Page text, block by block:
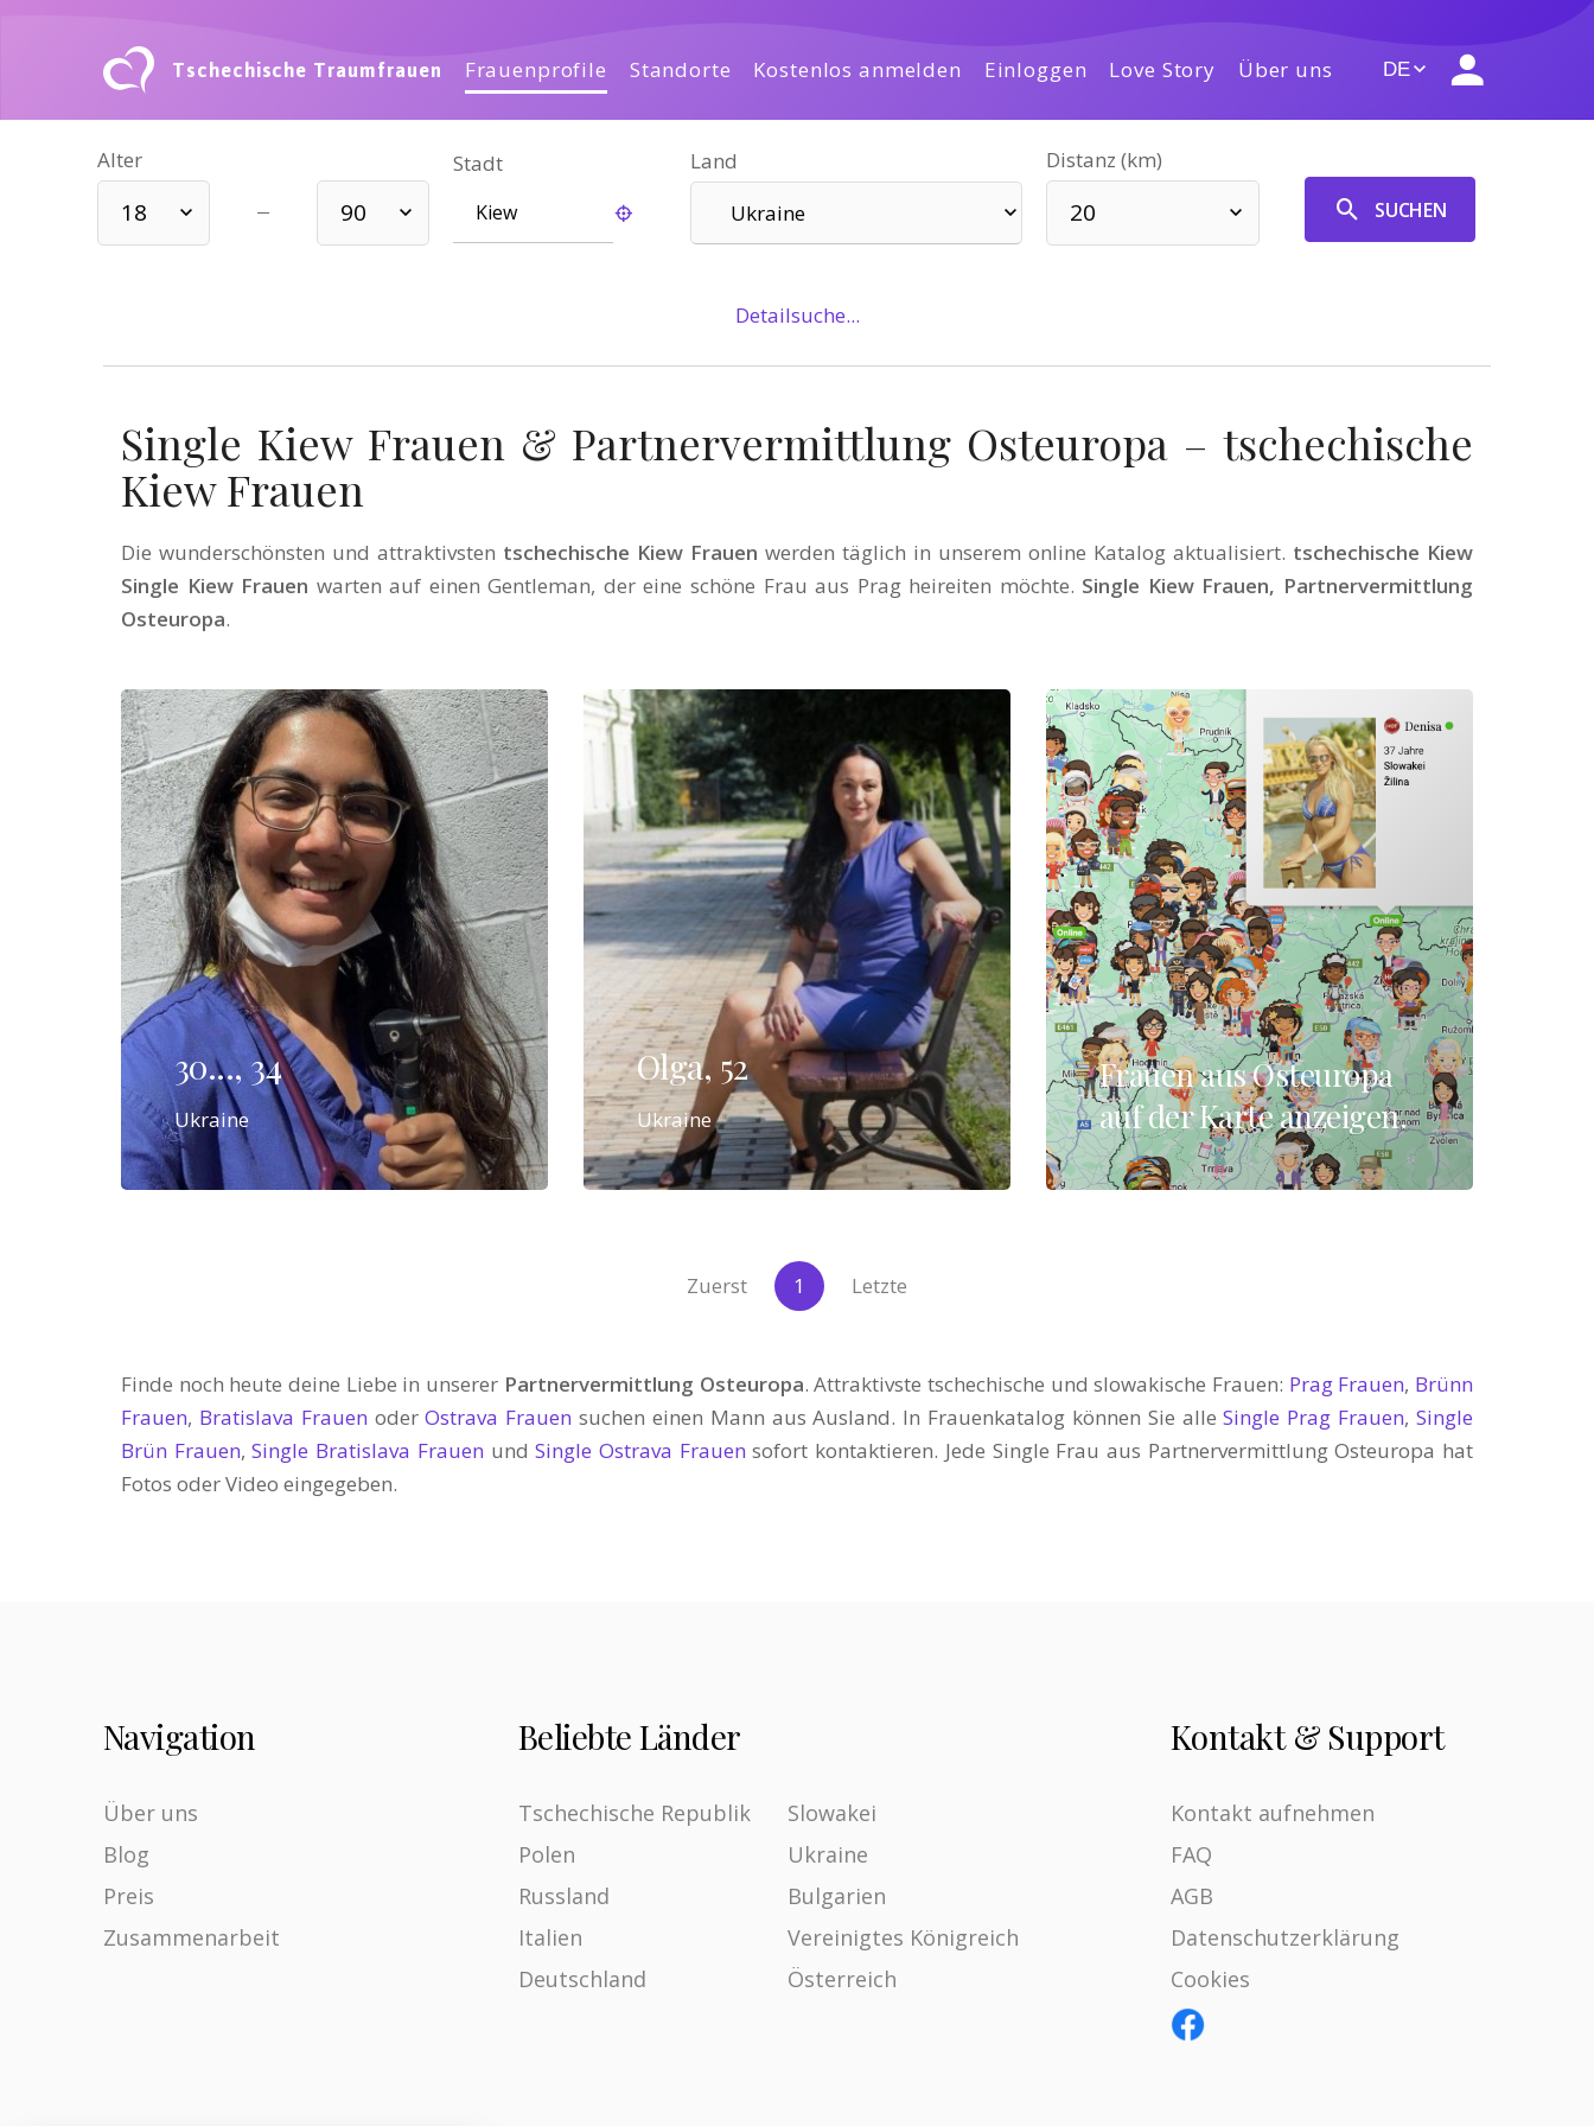
Tschechische Traumfrauen Frauenprofile Standorte Kostenlos anmelden Einloggen Love Story Über uns DE
Alter
18 90
Stadt
Land
Ukraine
Distanz (km)
20 SUCHEN
Detailsuche...
Single Kiew Frauen & Partnervermittlung Osteuropa – tschechische
Kiew Frauen
Die wunderschönsten und attraktivsten tschechische Kiew Frauen werden täglich in unserem online Katalog aktualisiert. tschechische Kiew
Single Kiew Frauen warten auf einen Gentleman, der eine schöne Frau aus Prag heireiten möchte. Single Kiew Frauen, Partnervermittlung
Osteuropa.
30..., 34
Ukraine
Olga, 52
Ukraine
Frauen aus Osteuropa
auf der Karte anzeigen.
Zuerst 1 Letzte
Finde noch heute deine Liebe in unserer Partnervermittlung Osteuropa. Attraktivste tschechische und slowakische Frauen: Prag Frauen, Brünn
Frauen, Bratislava Frauen oderOstrava Frauen suchen einen Mann aus Ausland. In Frauenkatalog können Sie alleSingle Prag Frauen,Single
Brün Frauen,Single Bratislava Frauen undSingle Ostrava Frauen sofort kontaktieren. Jede Single Frau aus Partnervermittlung Osteuropa hat
Fotos oder Video eingegeben.
Navigation
Über uns
Blog
Preis
Zusammenarbeit
Beliebte Länder
Tschechische Republik
Polen
Russland
Italien
Deutschland
Slowakei
Ukraine
Bulgarien
Vereinigtes Königreich
Österreich
Kontakt & Support
Kontakt aufnehmen
FAQ
AGB
Datenschutzerklärung
Cookies